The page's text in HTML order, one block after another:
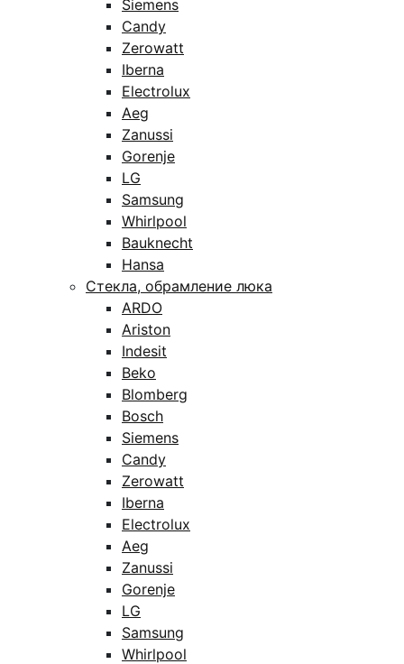
Siemens
Candy
Zerowatt
Iberna
Electrolux
Aeg
Zanussi
Gorenje
LG
Samsung
Whirlpool
Bauknecht
Hansa
Стекла, обрамление люка
ARDO
Ariston
Indesit
Beko
Blomberg
Bosch
Siemens
Candy
Zerowatt
Iberna
Electrolux
Aeg
Zanussi
Gorenje
LG
Samsung
Whirlpool